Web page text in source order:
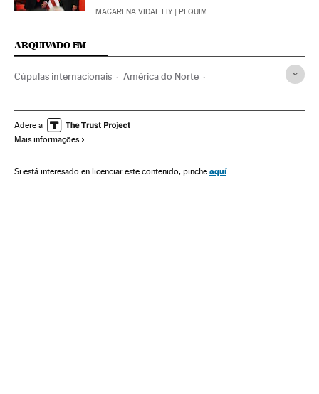
MACARENA VIDAL LIY | PEQUIM
ARQUIVADO EM
Cúpulas internacionais América do Norte
NAFTA Canadá Acordos internacionais
Estados Unidos
Tratados Livre Comércio Comércio internacional
Adere a
Mais informações
Si está interesado en licenciar este contenido, pinche aquí